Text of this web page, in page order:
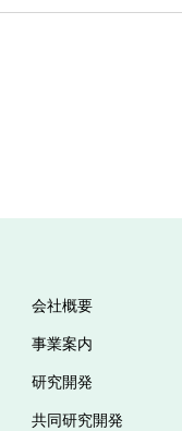
会社概要
事業案内
研究開発
共同研究開発